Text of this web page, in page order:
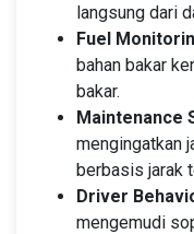
langsung dari
Fuel
bahan bakar
bakar.
Maintenance
mengingatkan
berbasis jarak
Driver
mengemudi